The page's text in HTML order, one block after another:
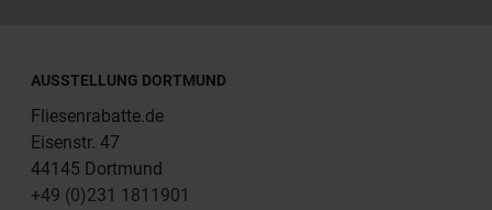
AUSSTELLUNG DORTMUND
Fliesenrabatte.de
Eisenstr. 47
44145 Dortmund
+49 (0)231 1811901